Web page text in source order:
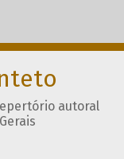
autoral